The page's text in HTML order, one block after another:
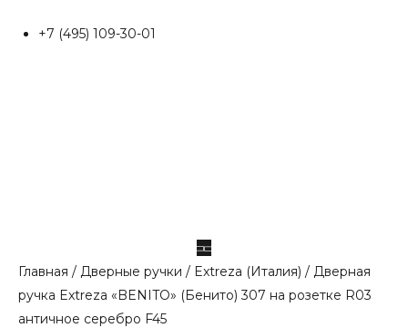
+7 (495) 109-30-01
Главная / Дверные ручки / Extreza (Италия) / Дверная
ручка Extreza «BENITO» (Бенито) 307 на розетке R03
античное серебро F45